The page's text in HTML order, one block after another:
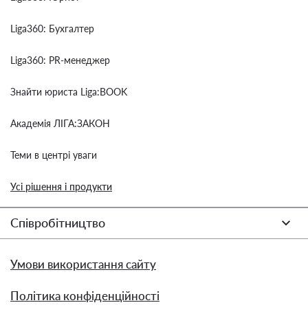
Liga360: Бухгалтер
Liga360: PR-менеджер
Знайти юриста Liga:BOOK
Академія ЛІГА:ЗАКОН
Теми в центрі уваги
Усі рішення і продукти
Співробітництво
Умови використання сайту
Політика конфіденційності